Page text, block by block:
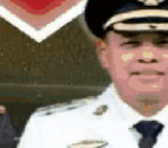
lama sebagai
Minang agar